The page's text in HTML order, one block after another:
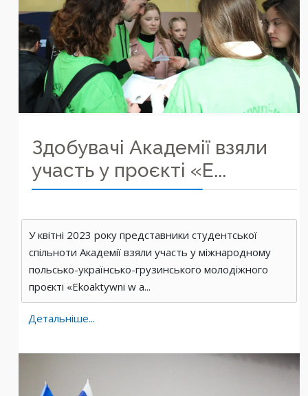
Здобувачі Академії взяли
участь у проєкті «E...
У квітні 2023 року представники студентської
спільноти Академії взяли участь у міжнародному
польсько-українсько-грузинського молодіжного
проєкті «Ekoaktywni w a...
Детальніше...